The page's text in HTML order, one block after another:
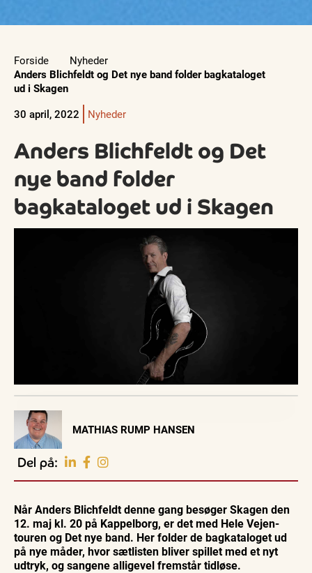
Forside
Nyheder
Anders Blichfeldt og Det nye band folder bagkataloget
ud i Skagen
30 april, 2022
Nyheder
Anders Blichfeldt og Det
nye band folder
bagkataloget ud i Skagen
Visit Vendsyssel
EVENTKALENDER
Oplev events i
Vendsyssel
natur og lokale events.
Se events
Guidede ture
Skagen
med
Bedford
bussen
fra 1937
9. aug.
Guidede ture
Skagen
med
Bedford
bussen
fra 1937
Familie
Skagen
fra
søsiden
med
Tunø
MATHIAS RUMP HANSEN
Del på:
Når Anders Blichfeldt denne gang besøger Skagen den
12. maj kl. 20 på Kappelborg, er det med Hele Vejen-
touren og Det nye band. Her folder de bagkataloget ud
på nye måder, hvor sætlisten bliver spillet med et nyt
udtryk, og sangene alligevel fremstår tidløse.